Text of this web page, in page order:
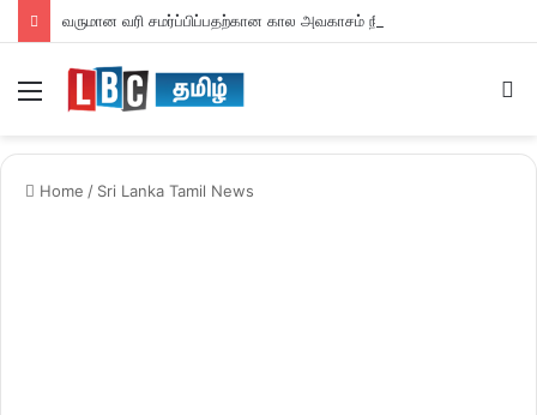
வருமான வரி சமர்ப்பிப்பதற்கான கால அவகாசம் நீடிப்பு
Home / Sri Lanka Tamil News